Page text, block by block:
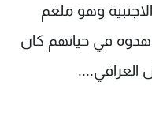
وهو ملغم
في حياتهم كان
العراقي....